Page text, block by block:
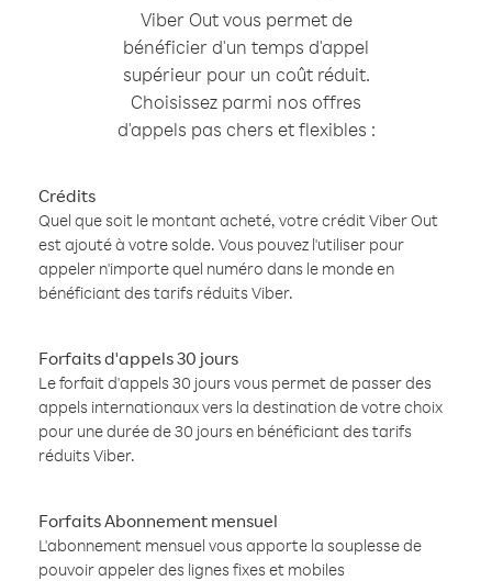
Viber Out vous permet de
bénéficier d'un temps d'appel
supérieur pour un coût réduit.
Choisissez parmi nos offres
d'appels pas chers et flexibles :
Crédits
Quel que soit le montant acheté, votre crédit Viber Out
est ajouté à votre solde. Vous pouvez l'utiliser pour
appeler n'importe quel numéro dans le monde en
bénéficiant des tarifs réduits Viber.
Forfaits d'appels 30 jours
Le forfait d'appels 30 jours vous permet de passer des
appels internationaux vers la destination de votre choix
pour une durée de 30 jours en bénéficiant des tarifs
réduits Viber.
Forfaits Abonnement mensuel
L'abonnement mensuel vous apporte la souplesse de
pouvoir appeler des lignes fixes et mobiles